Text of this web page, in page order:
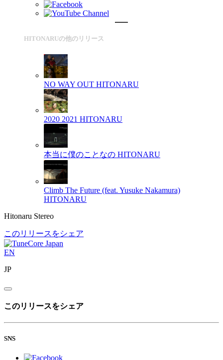
HITONARUの他のリリース
NO WAY OUT HITONARU
2020 2021 HITONARU
本当に僕のことなの HITONARU
Climb The Future (feat. Yusuke Nakamura)
HITONARU
Hitonaru Stereo
このリリースをシェア
EN
JP
このリリースをシェア
SNS